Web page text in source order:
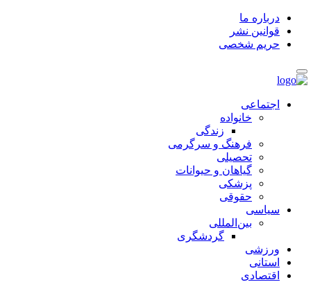
درباره ما
قوانین نشر
حریم شخصی
اجتماعی
خانواده
زندگی
فرهنگ و سرگرمی
تحصیلی
گیاهان و حیوانات
پزشکی
حقوقی
سیاسی
بین‌المللی
گردشگری
ورزشی
استانی
اقتصادی